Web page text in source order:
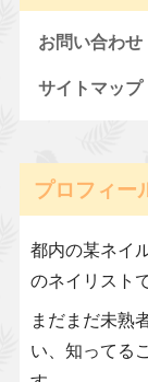
お問い合わせ
サイトマップ
プロフィー
都内の某ネイ
のネイリスト
まだまだ未熟
い、知ってる